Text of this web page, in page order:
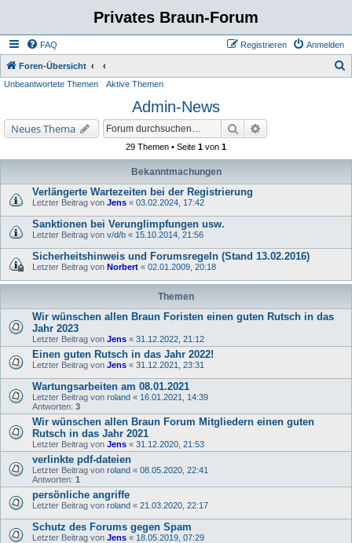
Privates Braun-Forum
FAQ Anmelden
Registrieren
Foren-Übersicht
Unbeantwortete Themen Aktive Themen
Admin-News
Neues Thema Suche
29 Themen • Seite 1 von 1
Bekanntmachungen
Verlängerte Wartezeiten bei der Registrierung
Letzter Beitrag von Jens « 03.02.2024, 17:42
Sanktionen bei Verunglimpfungen usw.
Letzter Beitrag von v/d/b « 15.10.2014, 21:56
Sicherheitshinweis und Forumsregeln (Stand 13.02.2016)
Letzter Beitrag von Norbert « 02.01.2009, 20:18
Themen
Wir wünschen allen Braun Foristen einen guten Rutsch in das
Jahr 2023
Letzter Beitrag von Jens « 31.12.2022, 21:12
Einen guten Rutsch in das Jahr 2022!
Letzter Beitrag von Jens « 31.12.2021, 23:31
Wartungsarbeiten am 08.01.2021
Letzter Beitrag von roland « 16.01.2021, 14:39
Antworten: 3
Wir wünschen allen Braun Forum Mitgliedern einen guten
Rutsch in das Jahr 2021
Letzter Beitrag von Jens « 31.12.2020, 21:53
verlinkte pdf-dateien
Letzter Beitrag von roland « 08.05.2020, 22:41
Antworten: 1
persönliche angriffe
Letzter Beitrag von roland « 21.03.2020, 22:17
Schutz des Forums gegen Spam
Letzter Beitrag von Jens « 18.05.2019, 07:29